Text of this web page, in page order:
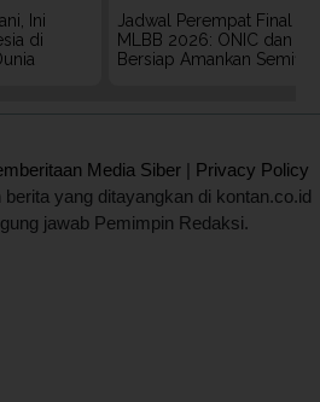
Ini
di
Jadwal Perempat Final
MLBB 2026: ONIC dan
Bersiap Amankan
Media Siber | Privacy Policy
yang ditayangkan di kontan.co.id
jawab Pemimpin Redaksi.